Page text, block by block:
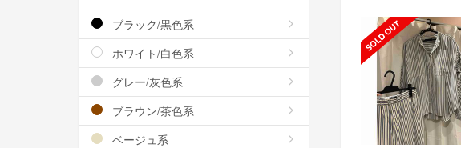
ブラック/黒色系
ホワイト/白色系
グレー/灰色系
ブラウン/茶色系
ベージュ系